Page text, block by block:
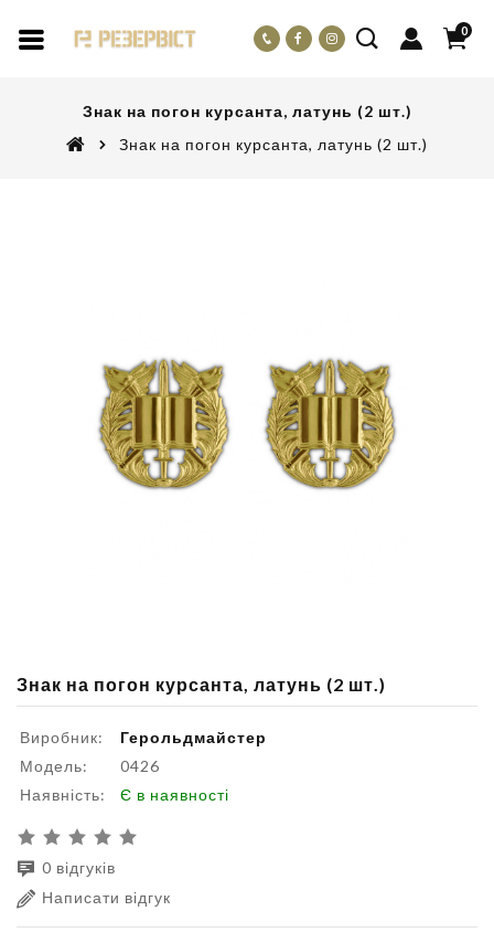
0
Знак на погон курсанта, латунь (2 шт.)
Знак на погон курсанта, латунь (2 шт.)
Знак на погон курсанта, латунь (2 шт.)
Виробник:
Герольдмайстер
Модель:
0426
Наявність:
Є в наявності
0 відгуків
Написати відгук